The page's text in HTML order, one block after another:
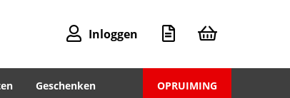
Inloggen
Geschenken OPRUIMING